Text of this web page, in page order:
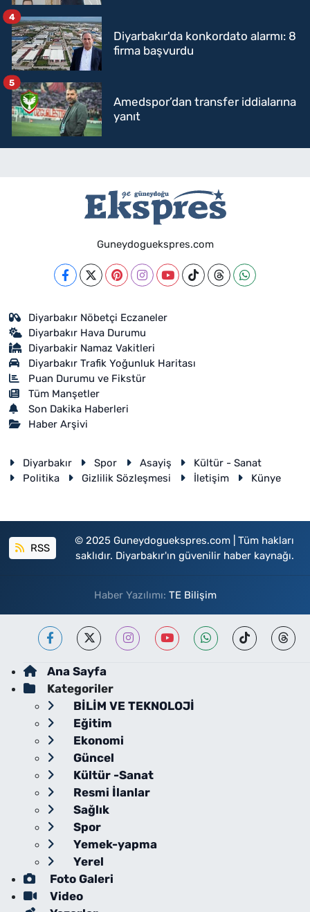
Diyarbakır'da konkordato alarmı: 8
firma başvurdu
4
Amedspor’dan transfer iddialarına
yanıt
5
Guneydoguekspres.com
Diyarbakır Nöbetçi Eczaneler
Diyarbakır Hava Durumu
Diyarbakir Namaz Vakitleri
Diyarbakır Trafik Yoğunluk Haritası
Puan Durumu ve Fikstür
Tüm Manşetler
Son Dakika Haberleri
Haber Arşivi
Diyarbakır Spor Asayiş
Kültür - Sanat
Politika
Gizlilik Sözleşmesi İletişim Künye
RSS
© 2025 Guneydoguekspres.com | Tüm hakları
saklıdır. Diyarbakır'ın güvenilir haber kaynağı.
Haber Yazılımı: TE Bilişim
Ana Sayfa
Kategoriler
BİLİM VE TEKNOLOJİ
Eğitim
Ekonomi
Güncel
Kültür -Sanat
Resmi İlanlar
Sağlık
Spor
Yemek-yapma
Yerel
Foto Galeri
Video